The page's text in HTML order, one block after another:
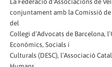
conjuntament amb la Comissió
del
Col·legi d’Advocats de Barcelona,
Econòmics, Socials i
Culturals (DESC), l’Associació